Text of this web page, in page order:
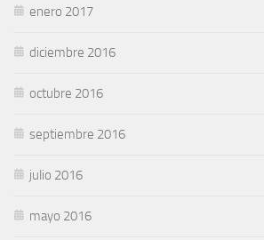
enero 2017
diciembre 2016
octubre 2016
septiembre 2016
julio 2016
mayo 2016